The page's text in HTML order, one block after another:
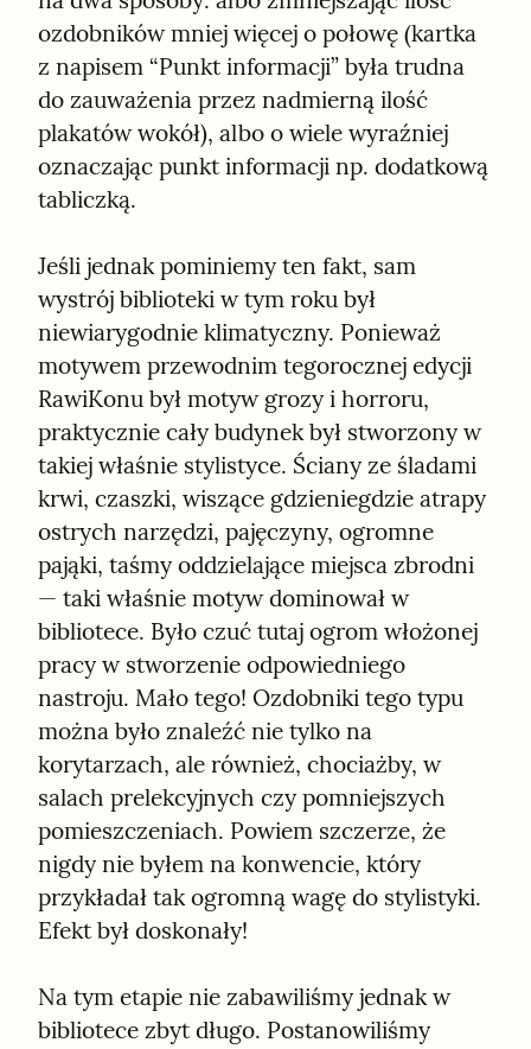
ozdobników mniej więcej o połowę (kartka
z napisem “Punkt informacji” była trudna
do zauważenia przez nadmierną ilość
plakatów wokół), albo o wiele wyraźniej
oznaczając punkt informacji np. dodatkową
tabliczką.
Jeśli jednak pominiemy ten fakt, sam
wystrój biblioteki w tym roku był
niewiarygodnie klimatyczny. Ponieważ
motywem przewodnim tegorocznej edycji
RawiKonu był motyw grozy i horroru,
praktycznie cały budynek był stworzony w
takiej właśnie stylistyce. Ściany ze śladami
krwi, czaszki, wiszące gdzieniegdzie atrapy
ostrych narzędzi, pajęczyny, ogromne
pająki, taśmy oddzielające miejsca zbrodni
— taki właśnie motyw dominował w
bibliotece. Było czuć tutaj ogrom włożonej
pracy w stworzenie odpowiedniego
nastroju. Mało tego! Ozdobniki tego typu
można było znaleźć nie tylko na
korytarzach, ale również, chociażby, w
salach prelekcyjnych czy pomniejszych
pomieszczeniach. Powiem szczerze, że
nigdy nie byłem na konwencie, który
przykładał tak ogromną wagę do stylistyki.
Efekt był doskonały!
Na tym etapie nie zabawiliśmy jednak w
bibliotece zbyt długo. Postanowiliśmy